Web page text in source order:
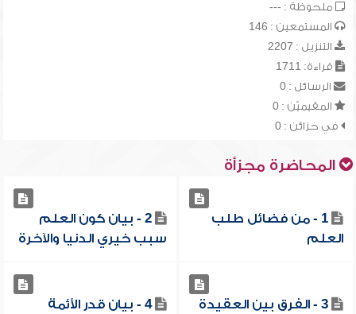
ملحوظة : ---
المستمعين : 146
التنزيل : 2207
قراءة: 1711
الرسائل : 0
المقيميّن : 0
في خزائن : 0
المحاضرة مجزأة
1 - من فضائل طلب
العلم
2 - بيان كون العلم
سبب خيري الدنيا والآخرة
3 - الفرق بين العقيدة
4 - بيان قدر الأئمة